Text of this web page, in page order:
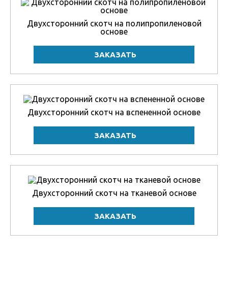
Двухсторонний скотч на полипропиленовой
основе
Двухсторонний скотч на вспененной основе
Двухсторонний скотч на тканевой основе